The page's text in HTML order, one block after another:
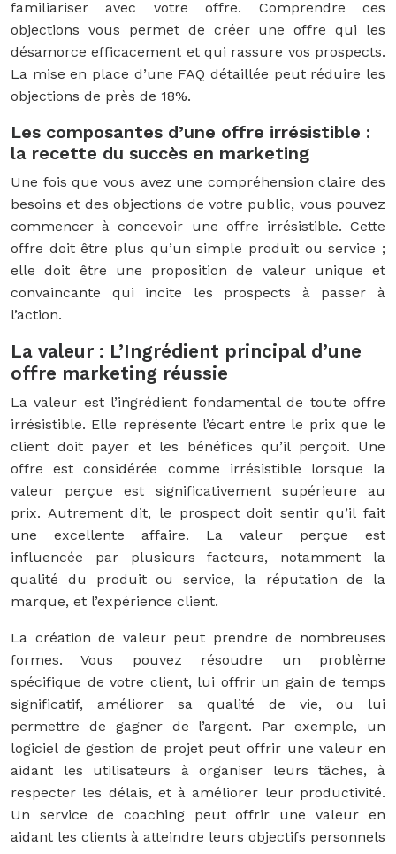
familiariser avec votre offre. Comprendre ces
objections vous permet de créer une offre qui les
désamorce efficacement et qui rassure vos prospects.
La mise en place d’une FAQ détaillée peut réduire les
objections de près de 18%.
Les composantes d’une offre irrésistible :
la recette du succès en marketing
Une fois que vous avez une compréhension claire des
besoins et des objections de votre public, vous pouvez
commencer à concevoir une offre irrésistible. Cette
offre doit être plus qu’un simple produit ou service ;
elle doit être une proposition de valeur unique et
convaincante qui incite les prospects à passer à
l’action.
La valeur : L’Ingrédient principal d’une
offre marketing réussie
La valeur est l’ingrédient fondamental de toute offre
irrésistible. Elle représente l’écart entre le prix que le
client doit payer et les bénéfices qu’il perçoit. Une
offre est considérée comme irrésistible lorsque la
valeur perçue est significativement supérieure au
prix. Autrement dit, le prospect doit sentir qu’il fait
une excellente affaire. La valeur perçue est
influencée par plusieurs facteurs, notamment la
qualité du produit ou service, la réputation de la
marque, et l’expérience client.
La création de valeur peut prendre de nombreuses
formes. Vous pouvez résoudre un problème
spécifique de votre client, lui offrir un gain de temps
significatif, améliorer sa qualité de vie, ou lui
permettre de gagner de l’argent. Par exemple, un
logiciel de gestion de projet peut offrir une valeur en
aidant les utilisateurs à organiser leurs tâches, à
respecter les délais, et à améliorer leur productivité.
Un service de coaching peut offrir une valeur en
aidant les clients à atteindre leurs objectifs personnels